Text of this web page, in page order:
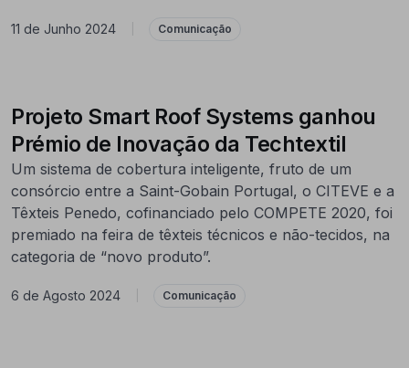
11 de Junho 2024 Comunicação
Projeto Smart Roof Systems ganhou
Prémio de Inovação da Techtextil
Um sistema de cobertura inteligente, fruto de um
consórcio entre a Saint-Gobain Portugal, o CITEVE e a
Têxteis Penedo, cofinanciado pelo COMPETE 2020, foi
premiado na feira de têxteis técnicos e não-tecidos, na
categoria de “novo produto”.
6 de Agosto 2024 Comunicação